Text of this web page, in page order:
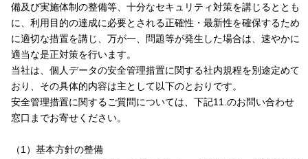
備及び実施体制の整備等、十分なセキュリティ対策を講じるととも
に、利用目的の達成に必要とされる正確性・最新性を確保するため
に適切な措置を講じ、万が一、問題等が発生した場合は、速やかに
適当な是正対策を行います。
当社は、個人データの安全管理措置に関する社内規程を別途定めて
おり、その具体的内容は主として以下のとおりです。
安全管理措置に関するご質問については、下記11.のお問い合わせ
窓口までお寄せください。
（1）基本方針の整備